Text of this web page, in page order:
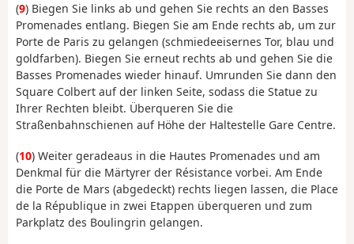
(9) Biegen Sie links ab und gehen Sie rechts an den Basses
Promenades entlang. Biegen Sie am Ende rechts ab, um zur
Porte de Paris zu gelangen (schmiedeeisernes Tor, blau und
goldfarben). Biegen Sie erneut rechts ab und gehen Sie die
Basses Promenades wieder hinauf. Umrunden Sie dann den
Square Colbert auf der linken Seite, sodass die Statue zu
Ihrer Rechten bleibt. Überqueren Sie die
Straßenbahnschienen auf Höhe der Haltestelle Gare Centre.
(10) Weiter geradeaus in die Hautes Promenades und am
Denkmal für die Märtyrer der Résistance vorbei. Am Ende
die Porte de Mars (abgedeckt) rechts liegen lassen, die Place
de la République in zwei Etappen überqueren und zum
Parkplatz des Boulingrin gelangen.